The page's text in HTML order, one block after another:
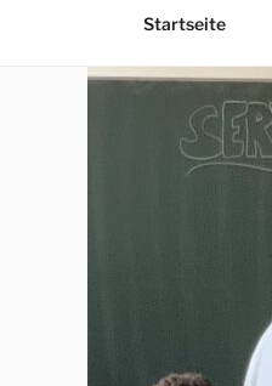
Startseite